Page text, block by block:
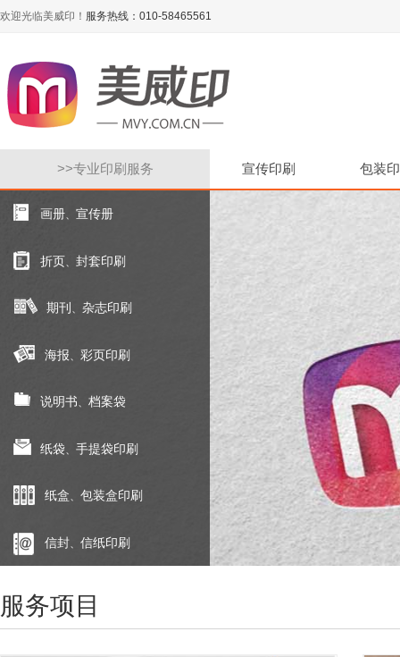
欢迎光临美威印！ 服务热线：010-58465561
>>专业印刷服务 宣传印刷 包装
画册、 宣传册
折页 封套印刷
期刊 、 杂志印刷
海报 彩页印刷
说明书、 档案袋
纸袋 手提袋印刷
纸盒、 包装盒印刷
信封 信纸印刷
服务项目